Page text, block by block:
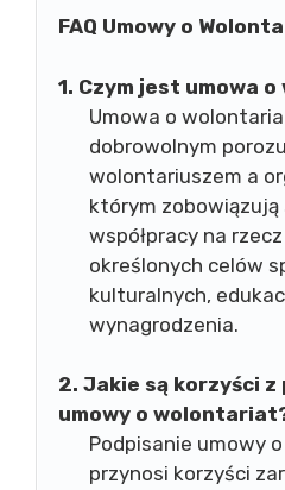
FAQ Umowy o
1. Czym jest umowa
Umowa o
dobrowolnym
wolontariuszem a
którym zobowiązują
współpracy na
określonych celów
kulturalnych,
wynagrodzenia.
2. Jakie są korzyści z
umowy o
Podpisanie umowy
przynosi korzyści